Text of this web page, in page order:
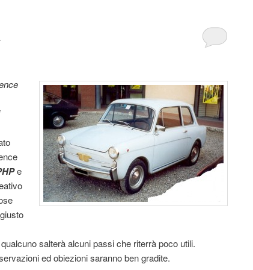
e
salterà alcuni passi che riterrà poco utili.
ed obiezioni saranno ben gradite.